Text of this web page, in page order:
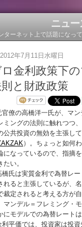
ニュ
ターネット上で話題になっ
2012年7月11日水曜日
金利政策下
と財政政策
官僚の高橋洋一氏が、マン
ミングの法則に触れつつ
公共投資の無効を主張し
）。ちょっと如何
になっているので、指摘
たい。
橋氏は実質金利で為替レー
れると主張しているが、
裁定されると考える方が
マンデル＝フレミング・
にモデルでの為替レート
利平価では、投資家は投